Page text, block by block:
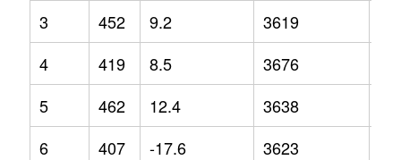
3
452 9.2 3619
4
419 8.5 3676
5
462 12.4 3638
6
407 -17.6 3623